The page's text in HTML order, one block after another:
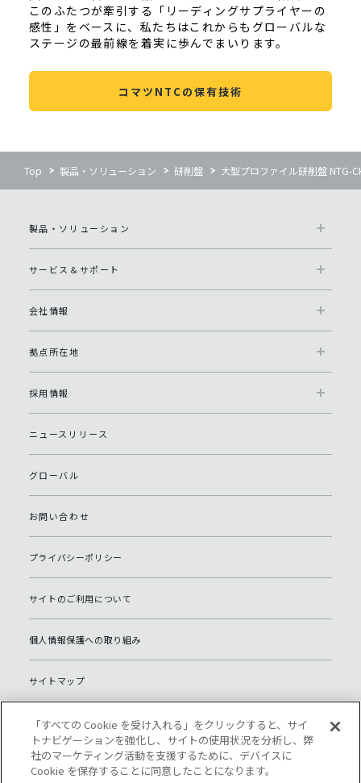
このふたつが牽引する「リーディングサプライヤーの
感性」をベースに、私たちはこれからもグローバルな
ステージの最前線を着実に歩んでまいります。
コマツNTCの保有技術
Top 製品・ソリューション 研削盤 大型プロファイル研削盤 NTG-
製品・ソリューション
サービス＆サポート
会社情報
拠点所在地
採用情報
ニュースリリース
グローバル
お問い合わせ
プライバシーポリシー
サイトのご利用について
個人情報保護への取り組み
サイトマップ
Open source software website
Cookie 設定
「すべての Cookie を受け入れる」をクリックすると、サイ
トナビゲーションを強化し、サイトの使用状況を分析し、弊
社のマーケティング活動を支援するために、デバイスに
Cookie を保存することに同意したことになります。